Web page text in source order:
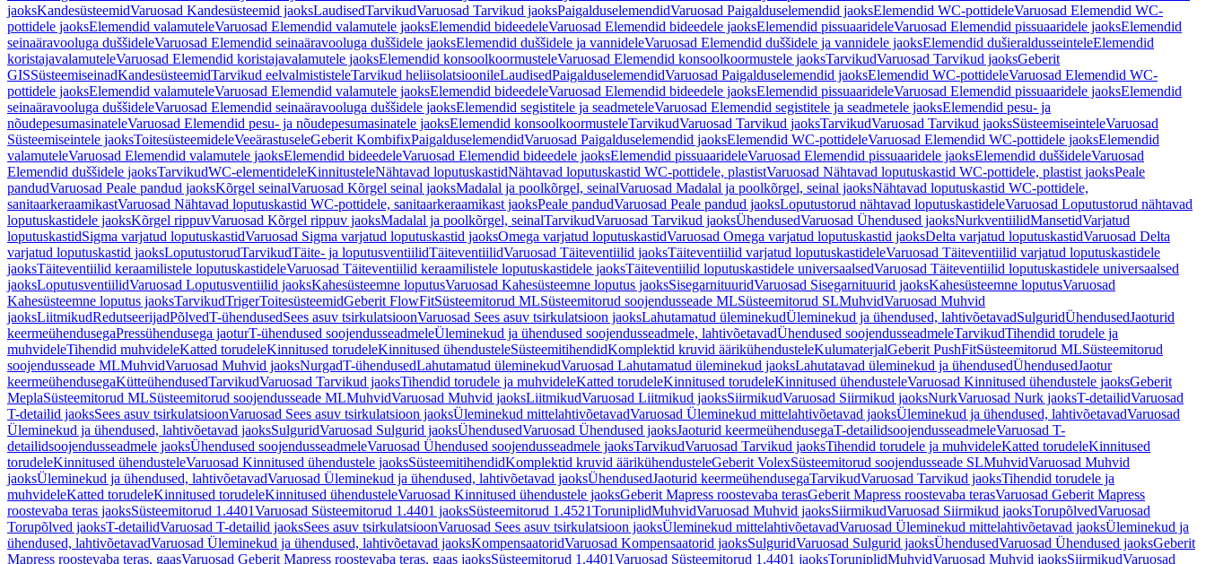
jaoksKandesüsteemidVaruosad Kandesüsteemid jaoksLaudisedTarvikudVaruosad Tarvikud jaoksPaigalduselemendidVaruosad Paigalduselemendid jaoksElemendid WC-pottideleVaruosad Elemendid WC-
pottidele jaoksElemendid valamuteleVaruosad Elemendid valamutele jaoksElemendid bideedeleVaruosad Elemendid bideedele jaoksElemendid pissuaarideleVaruosad Elemendid pissuaaridele jaoksElemendid
seinaäravooluga duššideleVaruosad Elemendid seinaäravooluga duššidele jaoksElemendid duššidele ja vannideleVaruosad Elemendid duššidele ja vannidele jaoksElemendid dušieraldusseinteleElemendid
koristajavalamuteleVaruosad Elemendid koristajavalamutele jaoksElemendid konsoolkoormusteleVaruosad Elemendid konsoolkoormustele jaoksTarvikudVaruosad Tarvikud jaoksGeberit
GISSüsteemiseinadKandesüsteemidTarvikud eelvalmististeleTarvikud heliisolatsioonileLaudisedPaigalduselemendidVaruosad Paigalduselemendid jaoksElemendid WC-pottideleVaruosad Elemendid WC-
pottidele jaoksElemendid valamuteleVaruosad Elemendid valamutele jaoksElemendid bideedeleVaruosad Elemendid bideedele jaoksElemendid pissuaarideleVaruosad Elemendid pissuaaridele jaoksElemendid
seinaäravooluga duššideleVaruosad Elemendid seinaäravooluga duššidele jaoksElemendid segistitele ja seadmeteleVaruosad Elemendid segistitele ja seadmetele jaoksElemendid pesu- ja
nõudepesumasinateleVaruosad Elemendid pesu- ja nõudepesumasinatele jaoksElemendid konsoolkoormusteleTarvikudVaruosad Tarvikud jaoksTarvikudVaruosad Tarvikud jaoksSüsteemiseinteleVaruosad
Süsteemiseintele jaoksToitesüsteemideleVeeärastuseleGeberit KombifixPaigalduselemendidVaruosad Paigalduselemendid jaoksElemendid WC-pottideleVaruosad Elemendid WC-pottidele jaoksElemendid
valamuteleVaruosad Elemendid valamutele jaoksElemendid bideedeleVaruosad Elemendid bideedele jaoksElemendid pissuaarideleVaruosad Elemendid pissuaaridele jaoksElemendid duššideleVaruosad
Elemendid duššidele jaoksTarvikudWC-elementideleKinnitusteleNähtavad loputuskastidNähtavad loputuskastid WC-pottidele, plastistVaruosad Nähtavad loputuskastid WC-pottidele, plastist jaoksPeale
pandudVaruosad Peale pandud jaoksKõrgel seinalVaruosad Kõrgel seinal jaoksMadalal ja poolkõrgel, seinalVaruosad Madalal ja poolkõrgel, seinal jaoksNähtavad loputuskastid WC-pottidele,
sanitaarkeraamikastVaruosad Nähtavad loputuskastid WC-pottidele, sanitaarkeraamikast jaoksPeale pandudVaruosad Peale pandud jaoksLoputustorud nähtavad loputuskastideleVaruosad Loputustorud nähtavad
loputuskastidele jaoksKõrgel rippuvVaruosad Kõrgel rippuv jaoksMadalal ja poolkõrgel, seinalTarvikudVaruosad Tarvikud jaoksÜhendusedVaruosad Ühendused jaoksNurkventiilidMansetidVarjatud
loputuskastidSigma varjatud loputuskastidVaruosad Sigma varjatud loputuskastid jaoksOmega varjatud loputuskastidVaruosad Omega varjatud loputuskastid jaoksDelta varjatud loputuskastidVaruosad Delta
varjatud loputuskastid jaoksLoputustorudTarvikudTäite- ja loputusventiilidTäiteventiilidVaruosad Täiteventiilid jaoksTäiteventiilid varjatud loputuskastideleVaruosad Täiteventiilid varjatud loputuskastidele
jaoksTäiteventiilid keraamilistele loputuskastideleVaruosad Täiteventiilid keraamilistele loputuskastidele jaoksTäiteventiilid loputuskastidele universaalsedVaruosad Täiteventiilid loputuskastidele universaalsed
jaoksLoputusventiilidVaruosad Loputusventiilid jaoksKahesüsteemne loputusVaruosad Kahesüsteemne loputus jaoksSisegarnituuridVaruosad Sisegarnituurid jaoksKahesüsteemne loputusVaruosad
Kahesüsteemne loputus jaoksTarvikudTrigerToitesüsteemidGeberit FlowFitSüsteemitorud MLSüsteemitorud soojendusseade MLSüsteemitorud SLMuhvidVaruosad Muhvid
jaoksLiitmikudRedutseerijadPõlvedT-ühendusedSees asuv tsirkulatsioonVaruosad Sees asuv tsirkulatsioon jaoksLahutamatud üleminekudÜleminekud ja ühendused, lahtivõetavadSulguridÜhendusedJaoturid
keermeühendusegaPressühendusega jaoturT-ühendused soojendusseadmeleÜleminekud ja ühendused soojendusseadmele, lahtivõetavadÜhendused soojendusseadmeleTarvikudTihendid torudele ja
muhvideleTihendid muhvideleKatted torudeleKinnitused torudeleKinnitused ühendusteleSüsteemitihendidKomplektid kruvid äärikühendusteleKulumaterjalGeberit PushFitSüsteemitorud MLSüsteemitorud
soojendusseade MLMuhvidVaruosad Muhvid jaoksNurgadT-ühendusedLahutamatud üleminekudVaruosad Lahutamatud üleminekud jaoksLahutatavad üleminekud ja ühendusedÜhendusedJaotur
keermeühendusegaKütteühendusedTarvikudVaruosad Tarvikud jaoksTihendid torudele ja muhvideleKatted torudeleKinnitused torudeleKinnitused ühendusteleVaruosad Kinnitused ühendustele jaoksGeberit
MeplaSüsteemitorud MLSüsteemitorud soojendusseade MLMuhvidVaruosad Muhvid jaoksLiitmikudVaruosad Liitmikud jaoksSiirmikudVaruosad Siirmikud jaoksNurkVaruosad Nurk jaoksT-detailidVaruosad
T-detailid jaoksSees asuv tsirkulatsioonVaruosad Sees asuv tsirkulatsioon jaoksÜleminekud mittelahtivõetavadVaruosad Üleminekud mittelahtivõetavad jaoksÜleminekud ja ühendused, lahtivõetavadVaruosad
Üleminekud ja ühendused, lahtivõetavad jaoksSulguridVaruosad Sulgurid jaoksÜhendusedVaruosad Ühendused jaoksJaoturid keermeühendusegaT-detailidsoojendusseadmeleVaruosad T-
detailidsoojendusseadmele jaoksÜhendused soojendusseadmeleVaruosad Ühendused soojendusseadmele jaoksTarvikudVaruosad Tarvikud jaoksTihendid torudele ja muhvideleKatted torudeleKinnitused
torudeleKinnitused ühendusteleVaruosad Kinnitused ühendustele jaoksSüsteemitihendidKomplektid kruvid äärikühendusteleGeberit VolexSüsteemitorud soojendusseade SLMuhvidVaruosad Muhvid
jaoksÜleminekud ja ühendused, lahtivõetavadVaruosad Üleminekud ja ühendused, lahtivõetavad jaoksÜhendusedJaoturid keermeühendusegaTarvikudVaruosad Tarvikud jaoksTihendid torudele ja
muhvideleKatted torudeleKinnitused torudeleKinnitused ühendusteleVaruosad Kinnitused ühendustele jaoksGeberit Mapress roostevaba terasGeberit Mapress roostevaba terasVaruosad Geberit Mapress
roostevaba teras jaoksSüsteemitorud 1.4401Varuosad Süsteemitorud 1.4401 jaoksSüsteemitorud 1.4521ToruniplidMuhvidVaruosad Muhvid jaoksSiirmikudVaruosad Siirmikud jaoksTorupõlvedVaruosad
Torupõlved jaoksT-detailidVaruosad T-detailid jaoksSees asuv tsirkulatsioonVaruosad Sees asuv tsirkulatsioon jaoksÜleminekud mittelahtivõetavadVaruosad Üleminekud mittelahtivõetavad jaoksÜleminekud ja
ühendused, lahtivõetavadVaruosad Üleminekud ja ühendused, lahtivõetavad jaoksKompensaatoridVaruosad Kompensaatorid jaoksSulguridVaruosad Sulgurid jaoksÜhendusedVaruosad Ühendused jaoksGeberit
Mapress roostevaba teras, gaasVaruosad Geberit Mapress roostevaba teras, gaas jaoksSüsteemitorud 1.4401Varuosad Süsteemitorud 1.4401 jaoksToruniplidMuhvidVaruosad Muhvid jaoksSiirmikudVaruosad